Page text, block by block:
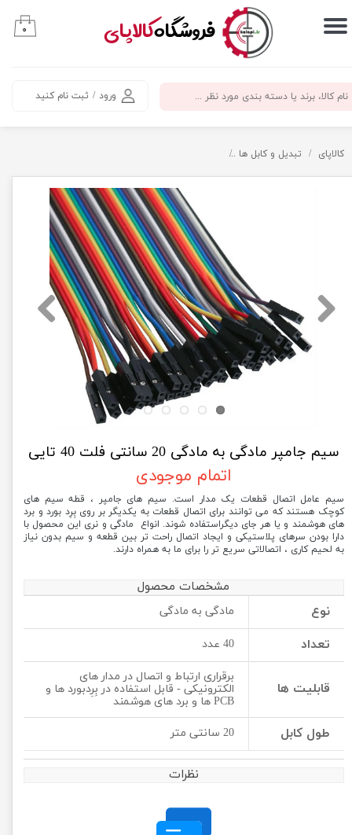
​فروشگاهکالاپای
ورود / ثبت نام کنید
حساب کاربری من
سفارشات
۰
کالاپای تبدیل و کابل ها
سیم جامپر مادگی به مادگی 20 سانتی فلت 40 تایی
اتمام موجودی
سیم عامل اتصال قطعات یک مدار است. سیم های جامپر ، قطه سیم های
کوچک هستند که می توانند برای اتصال قطعات به یکدیگر بر روی بِرِد بورد و برد
های هوشمند و یا هر جای دیگراستفاده شوند. انواع مادگی و نری این محصول با
دارا بودن سرهای پلاستیکی و ایجاد اتصال راحت تر بین قطعه و سیم بدون نیاز
به لحیم کاری ، اتصالاتی سریع تر را برای ما به همراه دارند.
مشخصات محصول
نوع مادگی به مادگی
تعداد 40 عدد
قابلیت ها
برقراری ارتباط و اتصال در مدار های
الکترونیکی - قابل استفاده در بِرِدبورد ها و
PCB ها و برد های هوشمند
طول کابل 20 سانتی متر
نظرات